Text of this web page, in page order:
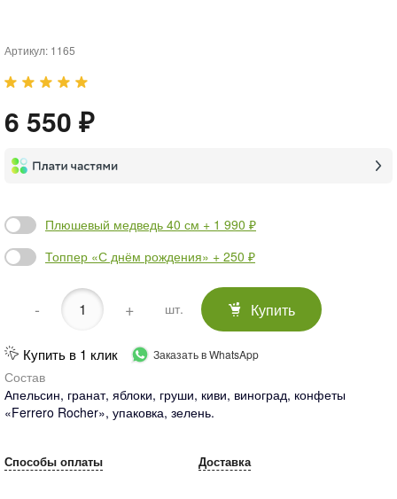
Артикул: 1165
6 550 ₽
Плюшевый медведь 40 см + 1 990 ₽
Топпер «С днём рождения» + 250 ₽
- + шт. Купить
Купить в 1 клик Заказать в WhatsApp
Состав
Апельсин, гранат, яблоки, груши, киви, виноград, конфеты
«Ferrero Rocher», упаковка, зелень.
Способы оплаты Доставка